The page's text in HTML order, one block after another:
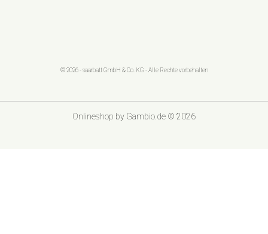
© 2026 - saarbatt GmbH & Co. KG - Alle Rechte vorbehalten
Onlineshop by Gambio.de © 2026